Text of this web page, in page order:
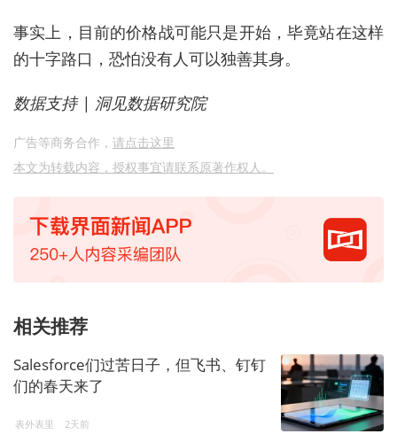
事实上，目前的价格战可能只是开始，毕竟站在这样
的十字路口，恐怕没有人可以独善其身。
数据支持 | 洞见数据研究院
广告等商务合作， 请点击这里
本文为转载内容，授权事宜请联系原著作权人。
相关推荐
Salesforce们过苦日子，但飞书、钉钉
们的春天来了
表外表里 2天前